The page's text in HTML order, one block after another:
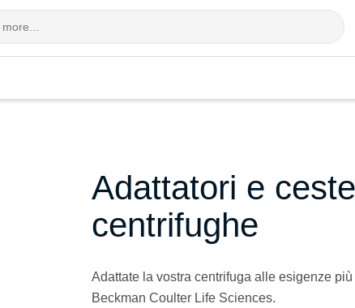
Adattatori e
centrifughe
Adattate la vostra centrifuga alle esigenze
Beckman Coulter Life Sciences.